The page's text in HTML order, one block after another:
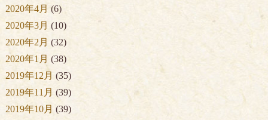
2020年4月 (6)
2020年3月 (10)
2020年2月 (32)
2020年1月 (38)
2019年12月 (35)
2019年11月 (39)
2019年10月 (39)